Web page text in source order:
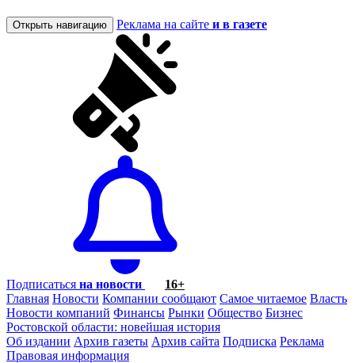
Открыть навигацию Реклама на сайте и в газете
Подписаться на новости
16+
Главная Новости Компании сообщают Самое читаемое Власть
Новости компаний Финансы Рынки Общество Бизнес
Ростовской области: новейшая история
Об издании Архив газеты Архив сайта Подписка Реклама
Правовая информация